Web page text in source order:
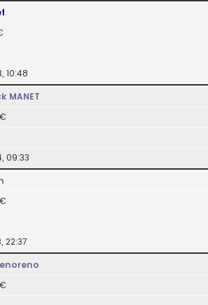
10:48
MANET
09:33
22:37